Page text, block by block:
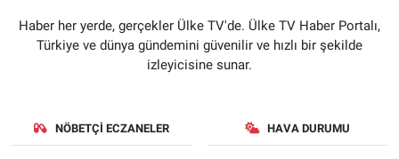
Haber her yerde, gerçekler Ülke TV'de. Ülke TV Haber Portalı,
Türkiye ve dünya gündemini güvenilir ve hızlı bir şekilde
izleyicisine sunar.
NÖBETÇI ECZANELER HAVA DURUMU